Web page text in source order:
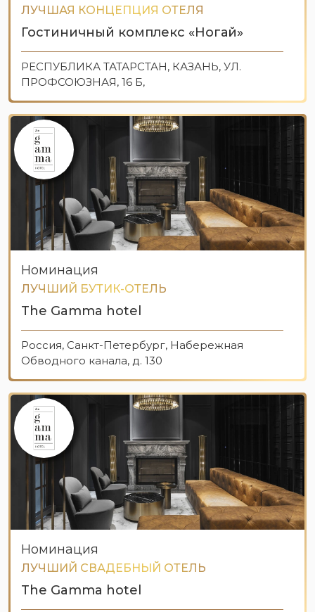
ЛУЧШАЯ КОНЦЕПЦИЯ ОТЕЛЯ
Гостиничный комплекс «Ногай»
РЕСПУБЛИКА ТАТАРСТАН, КАЗАНЬ, УЛ.
ПРОФСОЮЗНАЯ, 16 Б,
Номинация
ЛУЧШИЙ БУТИК-ОТЕЛЬ
The Gamma hotel
Россия, Санкт-Петербург, Набережная
Обводного канала, д. 130
Номинация
ЛУЧШИЙ СВАДЕБНЫЙ ОТЕЛЬ
The Gamma hotel